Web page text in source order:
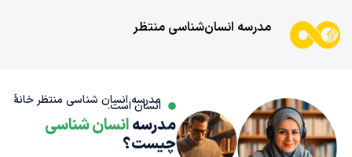
مدرسه انسان‌شناسی منتظر
مدرسه انسان شناسی منتظر خانۀ
انسان است.
مدرسهانسان شناسی
چیست؟